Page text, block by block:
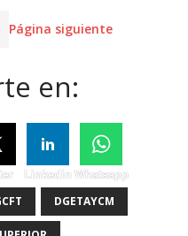
Página siguiente
en:
Linkedin Whatsapp
DGETAYCM